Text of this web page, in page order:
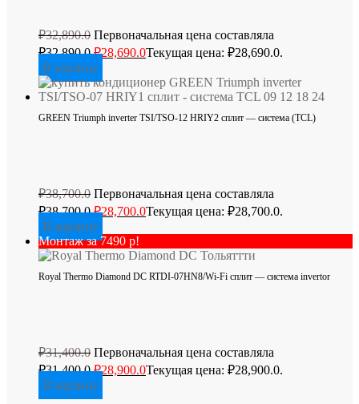
₽32,890.0 Первоначальная цена составляла
₽32,890.0.₽28,690.0Текущая цена: ₽28,690.0.
В корзину
GREEN Triumph inverter TSI/TSO-12 HRIY2 сплит — система (TCL)
₽38,700.0 Первоначальная цена составляла
₽38,700.0.₽28,700.0Текущая цена: ₽28,700.0.
В корзину
Монтаж за 7490 р!
Royal Thermo Diamond DC RTDI-07HN8/Wi-Fi сплит — система invertor
₽31,400.0 Первоначальная цена составляла
₽31,400.0.₽28,900.0Текущая цена: ₽28,900.0.
В корзину